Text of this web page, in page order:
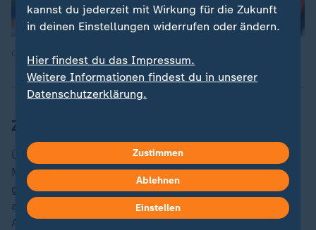
Zahlen des Tages
Über mehr als 125.000 Objekteverfügt das Deutsche
Museum, das heute vor 100 Jahren als eines der
größten Wissenschafts- und Technikmuseen der Welt
auf der Münchner Museumsinsel eröffnet wurde. Die
Ausstellungsstücke reichen vom3,7 Milliarden Jahre
kannst du jederzeit mit Wirkung für die Zukunft
in deinen Einstellungen widerrufen oder ändern.
Hier findest du das Impressum.
Weitere Informationen findest du in unserer
Datenschutzerklärung.
Zustimmen
Ablehnen
Einstellen